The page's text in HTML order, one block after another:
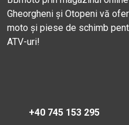
Gheorgheni și Otopeni vă
moto și piese de schimb
ATV-uri!
+40 745 153 295